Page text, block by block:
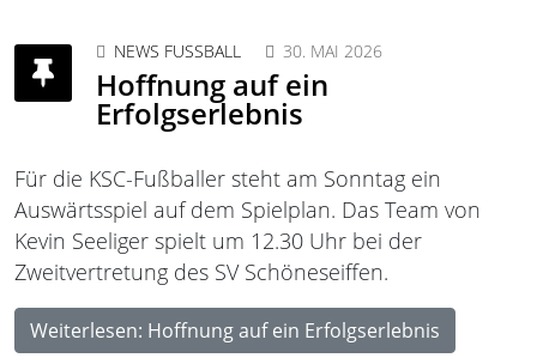
NEWS FUSSBALL 30. MAI 2026
Hoffnung auf ein
Erfolgserlebnis
Für die KSC-Fußballer steht am Sonntag ein
Auswärtsspiel auf dem Spielplan. Das Team von
Kevin Seeliger spielt um 12.30 Uhr bei der
Zweitvertretung des SV Schöneseiffen.
Weiterlesen: Hoffnung auf ein Erfolgserlebnis